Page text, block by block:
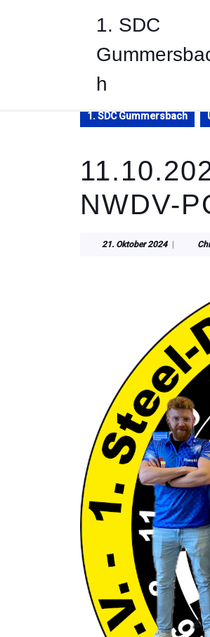
1. SDC
h
1. SDC Gummersbach
NWDV-
21. Oktober 202421.